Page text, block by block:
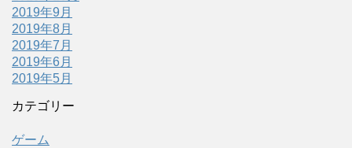
2019年9月
2019年8月
2019年7月
2019年6月
2019年5月
カテゴリー
ゲーム